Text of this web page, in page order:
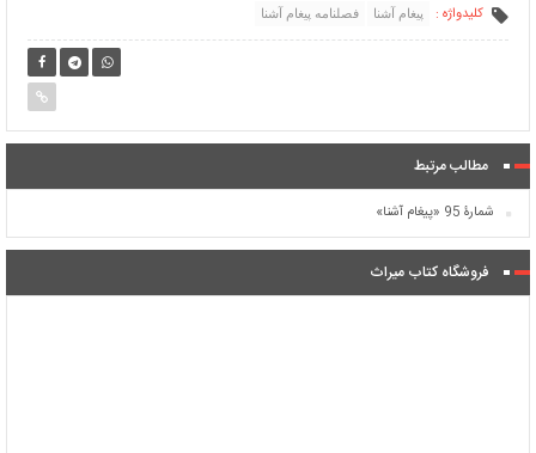
کلیدواژه : پیغام آشنا فصلنامه پیغام آشنا
مطالب مرتبط
شمارۀ 95 «پیغام آشنا»
فروشگاه کتاب میراث